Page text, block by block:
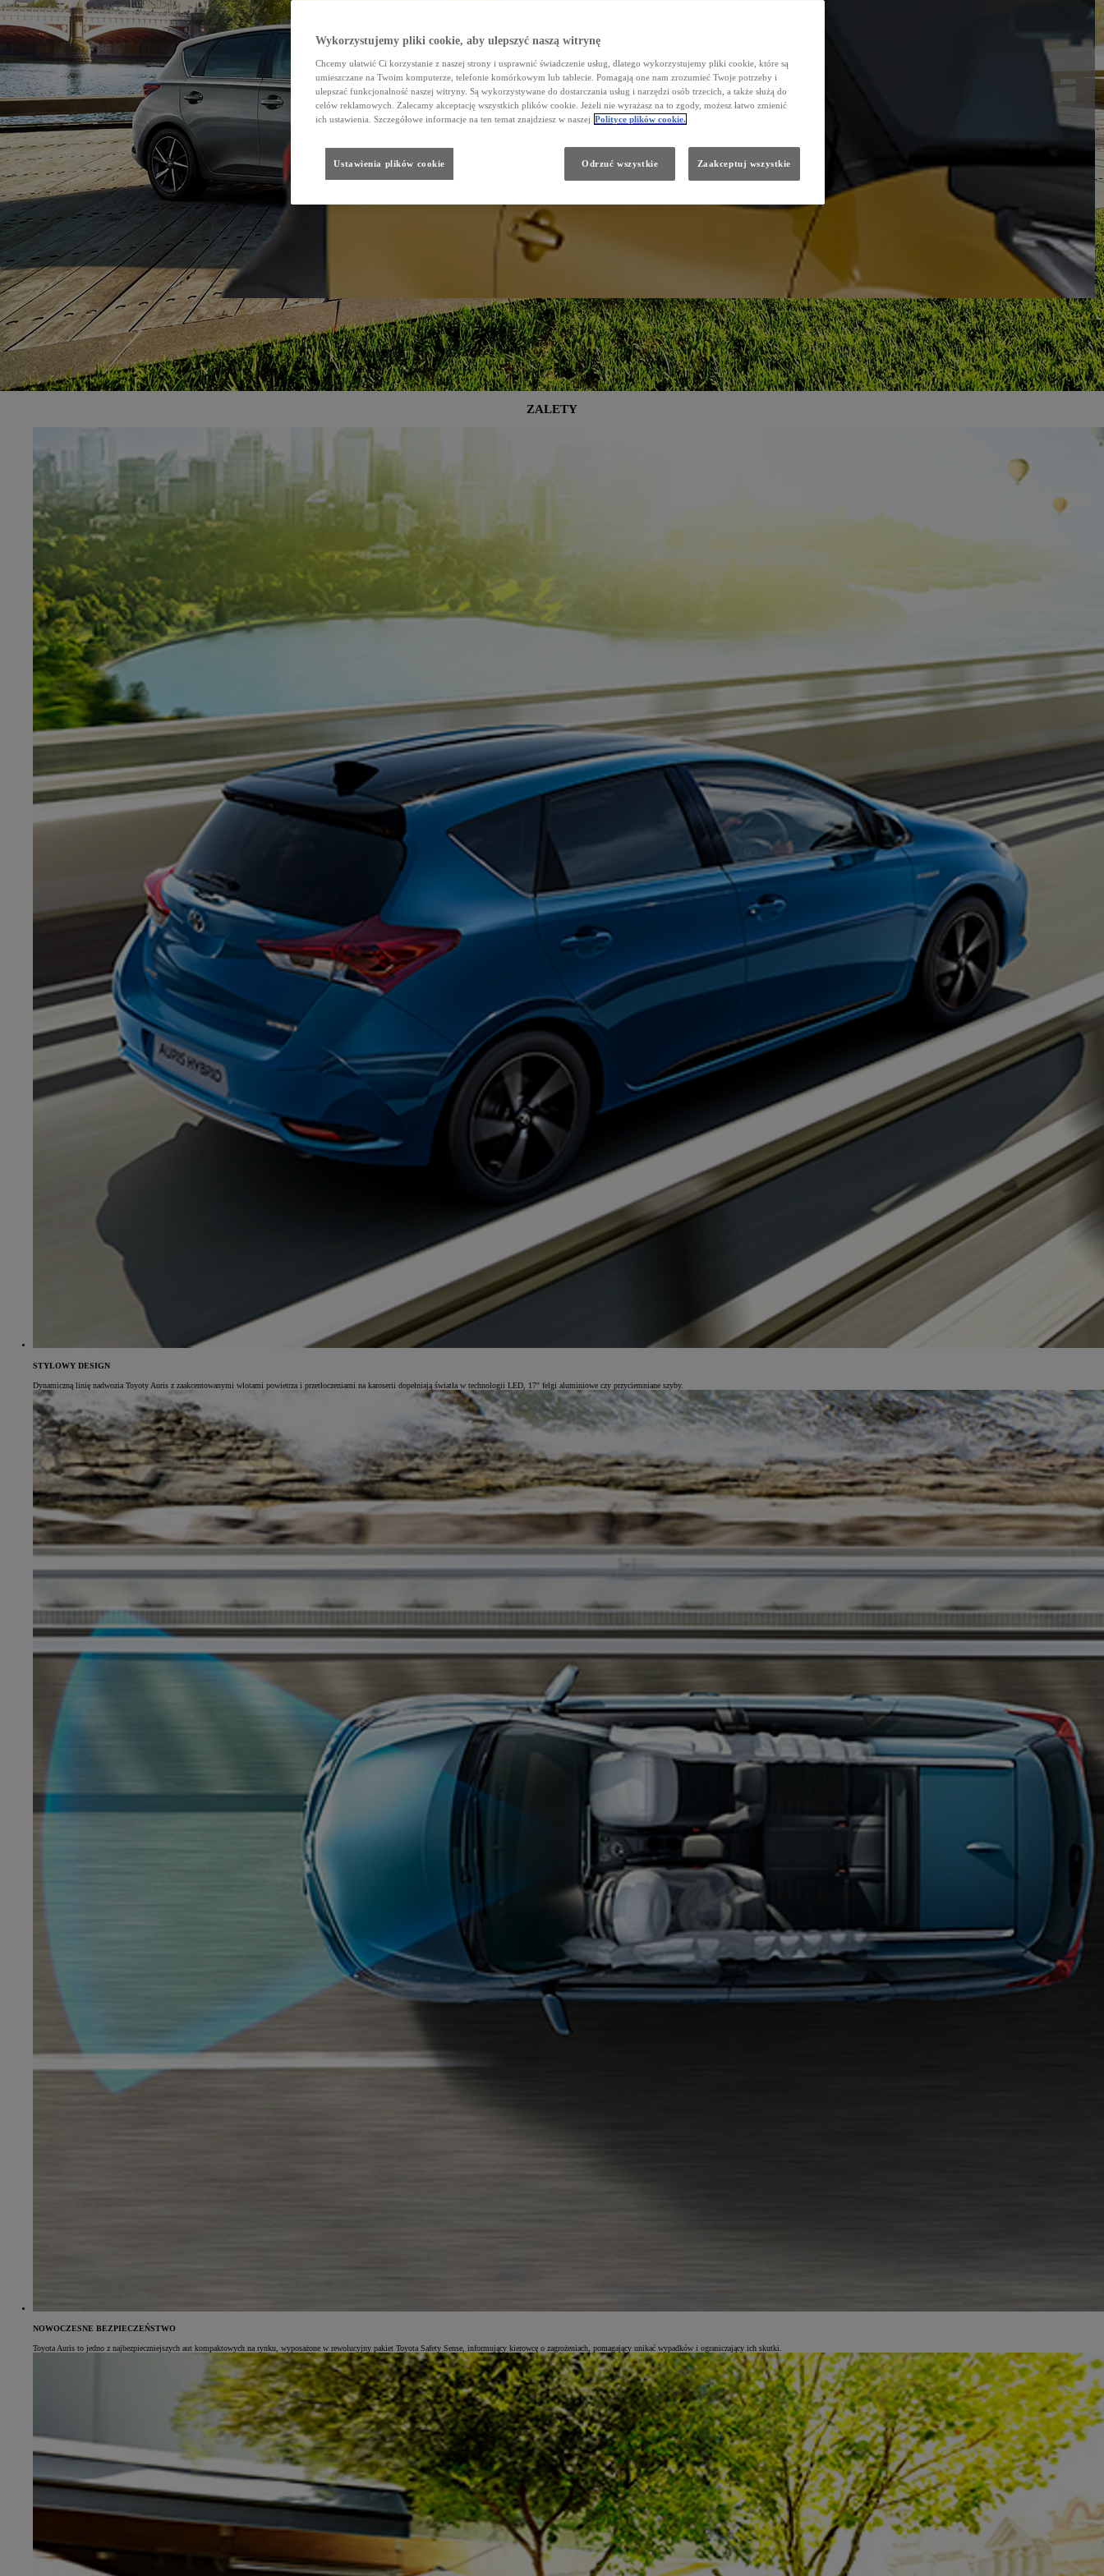
Od81 900 zł
Yaris Cross
HYBRID
HYBRID
ZALETY
STYLOWY DESIGN
Dynamiczną linię nadwozia Toyoty Auris z zaakcentowanymi wlotami powietrza i przetłoczeniami na karoserii dopełniają światła w technologii LED, 17'' felgi aluminiowe czy przyciemniane szyby.
NOWOCZESNE BEZPIECZEŃSTWO
Toyota Auris to jedno z najbezpieczniejszych aut kompaktowych na rynku, wyposażone w rewolucyjny pakiet Toyota Safety Sense, informujący kierowcę o zagrożeniach, pomagający unikać wypadków i ograniczający ich skutki.
Wykorzystujemy pliki cookie, aby ulepszyć naszą witrynę
Chcemy ułatwić Ci korzystanie z naszej strony i usprawnić świadczenie usług, dlatego wykorzystujemy pliki cookie, które są
umieszczane na Twoim komputerze, telefonie komórkowym lub tablecie. Pomagają one nam zrozumieć Twoje potrzeby i
ulepszać funkcjonalność naszej witryny. Są wykorzystywane do dostarczania usług i narzędzi osób trzecich, a także służą do
celów reklamowych. Zalecamy akceptację wszystkich plików cookie. Jeżeli nie wyrażasz na to zgody, możesz łatwo zmienić
ich ustawienia. Szczegółowe informacje na ten temat znajdziesz w naszej Polityce plików cookie.
Odrzuć wszystkie Zaakceptuj wszystkie
Ustawienia plików cookie